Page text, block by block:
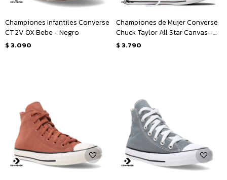
Championes Infantiles Converse
CT 2V OX Bebe - Negro
$ 3.090
Championes de Mujer Converse
Chuck Taylor All Star Canvas -
Marrón
$ 3.790